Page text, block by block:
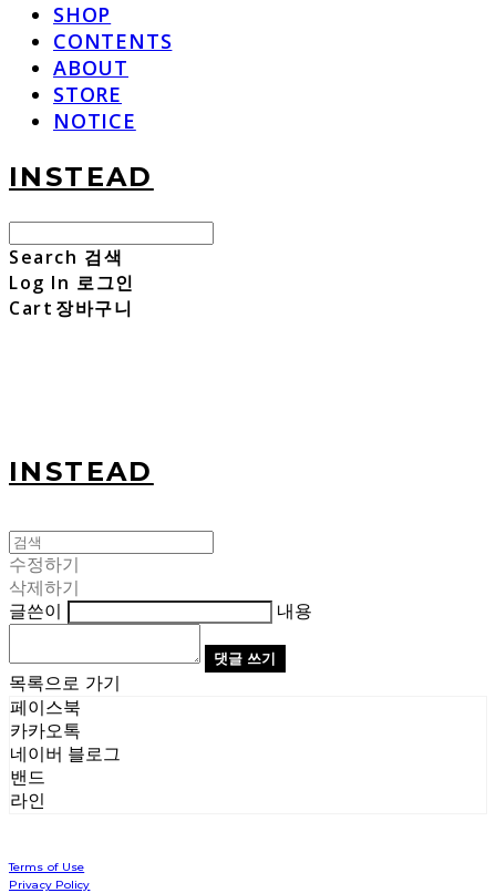
SHOP
CONTENTS
ABOUT
STORE
NOTICE
INSTEAD
Search 검색
Log In 로그인
Cart 장바구니
INSTEAD
수정하기
삭제하기
글쓴이
내용
댓글 쓰기
목록으로 가기
페이스북
카카오톡
네이버 블로그
밴드
라인
Terms of Use
Privacy Policy